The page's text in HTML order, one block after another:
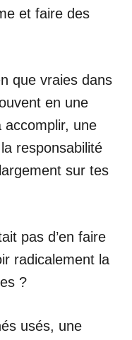
et faire des
que vraies dans
en une
accomplir, une
responsabilité
sur tes
pas d’en faire
radicalement la
?
usés, une